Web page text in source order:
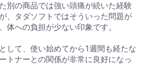
別の商品では強い頭痛が続いた経験
、タダソフトではそういった問題が
体への負担が少ない印象です。
して、使い始めてから1週間も経たな
トナーとの関係が非常に良好になっ